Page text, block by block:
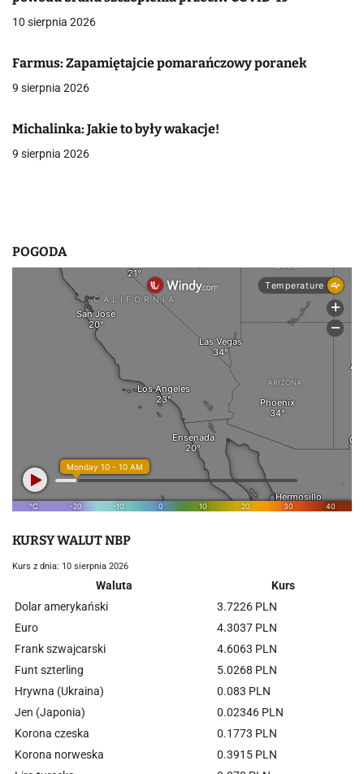
c
a
p
i
10 sierpnia 2026
Farmus: Zapamiętajcie pomarańczowy poranek
9 sierpnia 2026
Michalinka: Jakie to były wakacje!
9 sierpnia 2026
POGODA
KURSY WALUT NBP
Kurs z dnia: 10 sierpnia 2026
Waluta
Kurs
Dolar amerykański
3.7226 PLN
Euro
4.3037 PLN
Frank szwajcarski
4.6063 PLN
Funt szterling
5.0268 PLN
Hrywna (Ukraina)
0.083 PLN
Jen (Japonia)
0.02346 PLN
Korona czeska
0.1773 PLN
Korona norweska
0.3915 PLN